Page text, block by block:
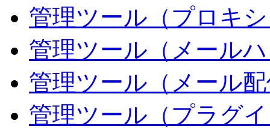
管理ツール（プロキ
管理ツール（メール
管理ツール（メール
管理ツール（プラグ